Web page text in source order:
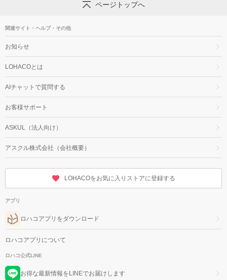
ページトップへ
関連サイト・ヘルプ・その他
お知らせ
LOHACOとは
AIチャットで質問する
お客様サポート
ASKUL（法人向け）
アスクル株式会社（会社概要）
LOHACOをお気に入りストアに登録する
アプリ
ロハコアプリをダウンロード
ロハコアプリについて
ロハコ公式LINE
お得な最新情報をLINEでお届けします